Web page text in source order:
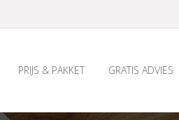
PRIJS & PAKKET GRATIS ADVIES